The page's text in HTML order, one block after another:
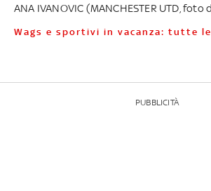
ANA IVANOVIC (MANCHESTER UTD,
Wags e sportivi in vacanza: tutte le
PUBBLICITÀ